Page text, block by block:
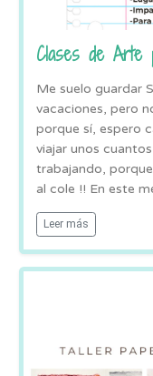
Clases de Arte
Me suelo guardar
vacaciones, pero
porque sí, espero
viajar unos
trabajando,
al cole !! En este
Leer más